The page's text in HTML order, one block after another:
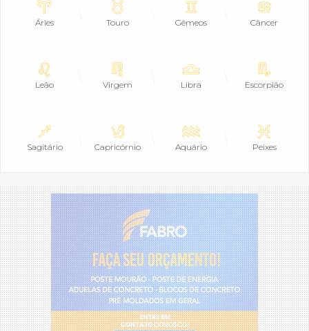
Áries Touro Gêmeos Câncer
Leão Virgem Libra Escorpião
Sagitário Capricórnio Aquário Peixes